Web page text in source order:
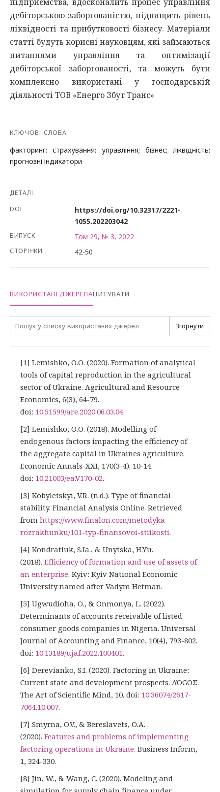
дебіторською заборгованістю, підвищить рівень
ліквідності та прибутковості бізнесу. Матеріали
статті будуть корисні науковцям, які займаються
питаннями управління та оптимізації
дебіторської заборгованості, та можуть бути
комплексно використані у господарській
діяльності ТОВ «Енерго Збут Транс»
КЛЮЧОВІ СЛОВА
факторинг; страхування; управління; бізнес; ліквідність;
прогнозні індикатори
ДЕТАЛІ
DOI
https://doi.org/10.32317/2221-
1055.202203042
ВИПУСК Том 29, № 3, 2022
СТОРІНКИ 42-50
ВИКОРИСТАНІ ДЖЕРЕЛАЦИТУВАТИ
Згорнути
[1] Lemishko, O.O. (2020). Formation of analytical
tools of capital reproduction in the agricultural
sector of Ukraine. Agricultural and Resource
Economics, 6(3), 64-79.
doi: 10.51599/are.2020.06.03.04.
[2] Lemishko, O.O. (2018). Modelling of
endogenous factors impacting the efficiency of
the aggregate capital in Ukraines agriculture.
Economic Annals-XXI, 170(3-4). 10-14.
doi: 10.21003/ea.V170-02.
[3] Kobyletskyi, V.R. (n.d.). Type of financial
stability. Financial Analysis Online. Retrieved
from https://www.finalon.com/metodyka-
rozrakhunku/101-typ-finansovoi-stiikosti.
[4] Kondratiuk, S.Ia., & Unytska, H.Yu.
(2018). Efficiency of formation and use of assets of
an enterprise. Kyiv: Kyiv National Economic
University named after Vadym Hetman.
[5] Ugwudioha, O., & Onmonya, L. (2022).
Determinants of accounts receivable of listed
consumer goods companies in Nigeria. Universal
Journal of Accounting and Finance, 10(4), 793-802.
doi: 10.13189/ujaf.2022.100401.
[6] Derevianko, S.I. (2020). Factoring in Ukraine:
Current state and development prospects. ΛΌGOΣ.
The Art of Scientific Mind, 10. doi: 10.36074/2617-
7064.10.007.
[7] Smyrna, O.V., & Bereslavets, O.A.
(2020). Features and problems of implementing
factoring operations in Ukraine. Business Inform,
1, 324-330.
[8] Jin, W., & Wang, C. (2020). Modeling and